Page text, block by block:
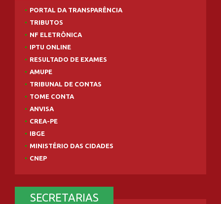
PORTAL DA TRANSPARÊNCIA
TRIBUTOS
NF ELETRÔNICA
IPTU ONLINE
RESULTADO DE EXAMES
AMUPE
TRIBUNAL DE CONTAS
TOME CONTA
ANVISA
CREA-PE
IBGE
MINISTÉRIO DAS CIDADES
CNEP
SECRETARIAS